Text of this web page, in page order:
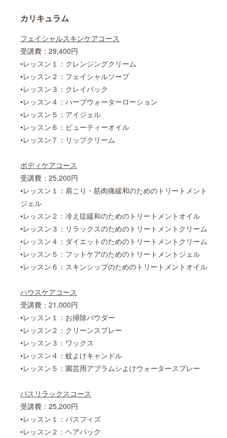
カリキュラム
フェイシャルスキンケアコース
受講費：29,400円
•レッスン１：クレンジングクリーム
•レッスン２：フェイシャルソープ
•レッスン３：クレイパック
•レッスン４：ハーブウォーターローション
•レッスン５：アイジェル
•レッスン６：ビューティーオイル
•レッスン７：リップクリーム
ボディケアコース
受講費：25,200円
•レッスン１：肩こり・筋肉痛緩和のためのトリートメント
ジェル
•レッスン２：冷え症緩和のためのトリートメントオイル
•レッスン３：リラックスのためのトリートメントクリーム
•レッスン４：ダイエットのためのトリートメントクリーム
•レッスン５：フットケアのためのトリートメントジェル
•レッスン６：スキンシップのためのトリートメントオイル
ハウスケアコース
受講費：21,000円
•レッスン１：お掃除パウダー
•レッスン２：クリーンスプレー
•レッスン３：ワックス
•レッスン４：蚊よけキャンドル
•レッスン５：園芸用アブラムシよけウォータースプレー
バスリラックスコース
受講費：25,200円
•レッスン１：バスフィズ
•レッスン２：ヘアパック